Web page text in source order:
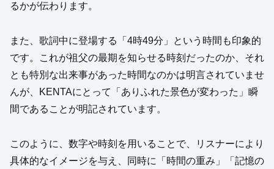
るかが伝わります。
また、歌詞中に登場する「4時49分」という時間も印象的
です。これが祖父の最期を知らせる時刻だったのか、それ
とも特別な出来事があった時間なのかは明言されていませ
んが、KENTAにとって「ありふれた景色が変わった」瞬
間であることが明記されています。
このように、数字や時刻を用いることで、リスナーにより
具体的なイメージを与え、同時に「時間の重み」「記憶の